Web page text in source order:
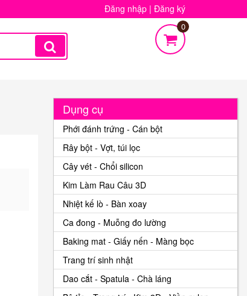
Đăng nhập | Đăng ký
0
Dụng cụ
Phới đánh trứng - Cán bột
Rây bột - Vợt, túi lọc
Cây vét - Chổi silicon
Kim Làm Rau Câu 3D
Nhiệt kế lò - Bàn xoay
Ca đong - Muỗng đo lường
Baking mat - Giấy nến - Màng bọc
Trang trí sinh nhật
Dao cắt - Spatula - Chà láng